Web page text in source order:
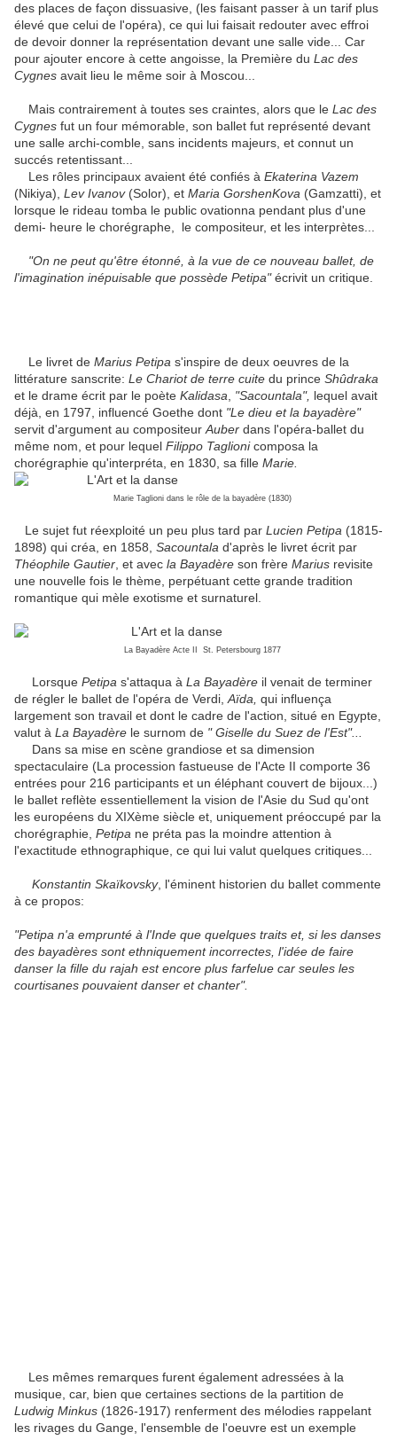
des places de façon dissuasive, (les faisant passer à un tarif plus
élevé que celui de l'opéra), ce qui lui faisait redouter avec effroi
de devoir donner la représentation devant une salle vide... Car
pour ajouter encore à cette angoisse, la Première du Lac des
Cygnes avait lieu le même soir à Moscou...
Mais contrairement à toutes ses craintes, alors que le Lac des
Cygnes fut un four mémorable, son ballet fut représenté devant
une salle archi-comble, sans incidents majeurs, et connut un
succés retentissant...
Les rôles principaux avaient été confiés à Ekaterina Vazem
(Nikiya), Lev Ivanov(Solor), et Maria GorshenKova (Gamzatti), et
lorsque le rideau tomba le public ovationna pendant plus d'une
demi- heure le chorégraphe, le compositeur, et les interprètes...
"On ne peut qu'être étonné, à la vue de ce nouveau ballet, de
l'imagination inépuisable que possède Petipa"écrivit un critique.
Le livret de Marius Petipa s'inspire de deux oeuvres de la
littérature sanscrite: Le Chariot de terre cuite du prince Shûdraka
et le drame écrit par le poète Kalidasa "Sacountala", lequel avait
déjà, en 1797, influencé Goethe dont "Le dieu et la bayadère"
servit d'argument au compositeur Auber dans l'opéra-ballet du
même nom, et pour lequel Filippo Taglionicomposa la
chorégraphie qu'interpréta, en 1830, sa fille Marie.
Marie Taglioni dans le rôle de la bayadère (1830)
Le sujet fut réexploité un peu plus tard par Lucien Petipa (1815-
1898) qui créa, en 1858, Sacountala d'après le livret écrit par
Théophile Gautier , et avec la Bayadère son frère Marius revisite
une nouvelle fois le thème, perpétuant cette grande tradition
romantique qui mèle exotisme et surnaturel.
La Bayadère Acte II St. Petersbourg 1877
Lorsque Petipa s'attaqua à La Bayadère il venait de terminer
de régler le ballet de l'opéra de Verdi, Aïda, qui influença
largement son travail et dont le cadre de l'action, situé en Egypte,
valut à La Bayadère le surnom de " Giselle du Suez de l'Est"...
Dans sa mise en scène grandiose et sa dimension
spectaculaire (La procession fastueuse de l'Acte II comporte 36
entrées pour 216 participants et un éléphant couvert de bijoux...)
le ballet reflète essentiellement la vision de l'Asie du Sud qu'ont
les européens du XIXème siècle et, uniquement préoccupé par la
chorégraphie, Petipa ne préta pas la moindre attention à
l'exactitude ethnographique, ce qui lui valut quelques critiques...
Konstantin Skaïkovsky, l'éminent historien du ballet commente
à ce propos:
"Petipa n'a emprunté à l'Inde que quelques traits et, si les danses
des bayadères sont ethniquement incorrectes, l'idée de faire
danser la fille du rajah est encore plus farfelue car seules les
courtisanes pouvaient danser et chanter".
Les mêmes remarques furent également adressées à la
musique, car, bien que certaines sections de la partition de
Ludwig Minkus (1826-1917) renferment des mélodies rappelant
les rivages du Gange, l'ensemble de l'oeuvre est un exemple